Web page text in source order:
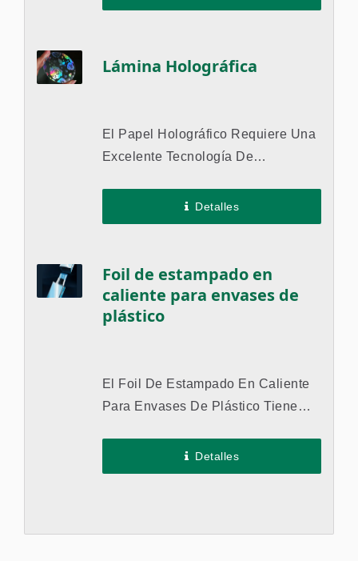
Cual Puede Generar Diferentes...
Lámina Holográfica
El Papel Holográfico Requiere Una
Excelente Tecnología De
Mostrar Una Apariencia Especial Y
Captar La Atención De Los
Detalles
Foil de estampado en
caliente para envases de
plástico
El Foil De Estampado En Caliente
Para Envases De Plástico Tiene
Una Buena Adherencia A Diversos
Materiales Plásticos,...
Detalles